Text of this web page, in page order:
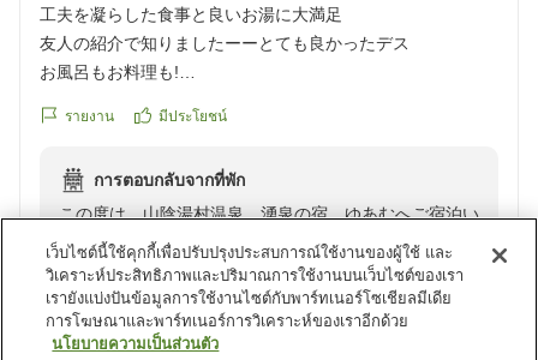
見せる湯村温泉の自然に囲まれております。
ぜひまた季節を変えて、心身をリフレッシュしにお越し
くださいませ。
スタッフ一同
工夫を凝らした食事と良いお湯に大満足
友人の紹介で知りましたーーとても良かったデス
お風呂もお料理も!
理の数々が次々とーー器も凝っていてーーお酒も進みました
った!デス
朝食も大きな蒸籠蒸しをはじめ、豪華でしたーーちなみに夕
朝とデザート付きでした
お風呂は広くはないですが、良いお湯でした
お部屋は露天風呂付きではなかったのですが、
รายงาน มีประโยชน์
การตอบกลับจากที่พัก
この度は、山陰湯村温泉 湧泉の宿 ゆあむへご宿泊い
ただき、誠にありがとうございます。
ご友人からのご紹介とのこと、大変嬉しく拝読いたしま
した。
เว็บไซต์นี้ใช้คุกกี้เพื่อปรับปรุงประสบการณ์ใช้งานของผู้ใช้ และ
วิเคราะห์ประสิทธิภาพและปริมาณการใช้งานบนเว็บไซต์ของเรา
เรายังแบ่งปันข้อมูลการใช้งานไซต์กับพาร์ทเนอร์โซเชียลมีเดีย
การโฆษณาและพาร์ทเนอร์การวิเคราะห์ของเราอีกด้วย
นโยบายความเป็นส่วนตัว